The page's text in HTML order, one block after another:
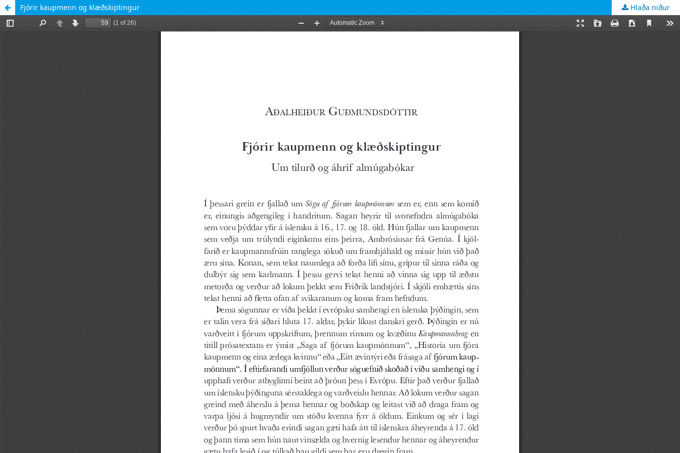
Fjórir kaupmenn og klæðskiptingur Hlaða niður